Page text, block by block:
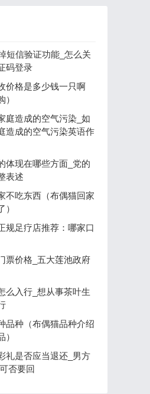
短信验证功能_怎么关
码登录
价格是多少钱一只啊
）
庭造成的空气污染_如
造成的空气污染英语作
体现在哪些方面_党的
表述
不吃东西（布偶猫回家
）
规足疗店推荐：哪家口
票价格_五大莲池政府
么入行_想从事茶叶生
品种（布偶猫品种介绍
）
礼是否应当退还_男方
否要回